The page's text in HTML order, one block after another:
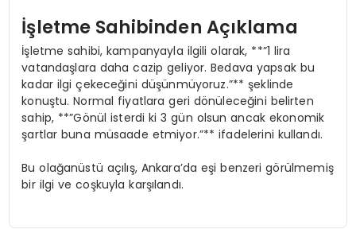
İşletme Sahibinden Açıklama
İşletme sahibi, kampanyayla ilgili olarak, **”1 lira
vatandaşlara daha cazip geliyor. Bedava yapsak bu
kadar ilgi çekeceğini düşünmüyoruz.”** şeklinde
konuştu. Normal fiyatlara geri dönüleceğini belirten
sahip, **”Gönül isterdi ki 3 gün olsun ancak ekonomik
şartlar buna müsaade etmiyor.”** ifadelerini kullandı.
Bu olağanüstü açılış, Ankara’da eşi benzeri görülmemiş
bir ilgi ve coşkuyla karşılandı.